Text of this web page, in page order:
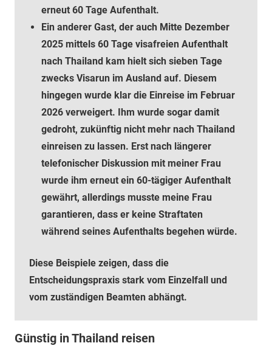
erneut 60 Tage Aufenthalt.
Ein anderer Gast, der auch Mitte Dezember
2025 mittels 60 Tage visafreien Aufenthalt
nach Thailand kam hielt sich sieben Tage
zwecks Visarun im Ausland auf. Diesem
hingegen wurde klar die Einreise im Februar
2026 verweigert. Ihm wurde sogar damit
gedroht, zukünftig nicht mehr nach Thailand
einreisen zu lassen. Erst nach längerer
telefonischer Diskussion mit meiner Frau
wurde ihm erneut ein 60-tägiger Aufenthalt
gewährt, allerdings musste meine Frau
garantieren, dass er keine Straftaten
während seines Aufenthalts begehen würde.
Diese Beispiele zeigen, dass die
Entscheidungspraxis stark vom Einzelfall und
vom zuständigen Beamten abhängt.
Günstig in Thailand reisen